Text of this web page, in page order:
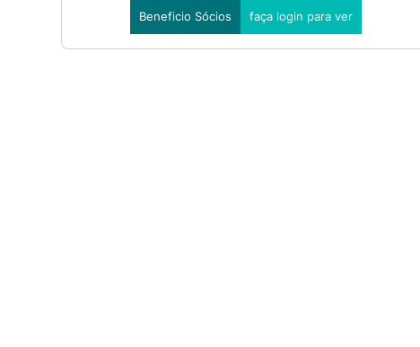
Beneficio Sócios faça login para ver